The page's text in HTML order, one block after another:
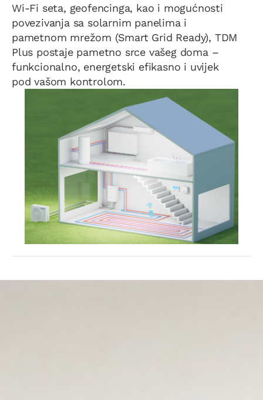
Wi-Fi seta, geofencinga, kao i mogućnosti
povezivanja sa solarnim panelima i
pametnom mrežom (Smart Grid Ready), TDM
Plus postaje pametno srce vašeg doma –
funkcionalno, energetski efikasno i uvijek
pod vašom kontrolom.